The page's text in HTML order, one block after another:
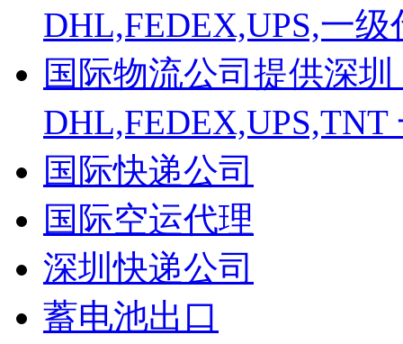
DHL,FEDEX,UPS,一
国际物流公司提供深
国际快递公司
国际空运代理
深圳快递公司
蓄电池出口